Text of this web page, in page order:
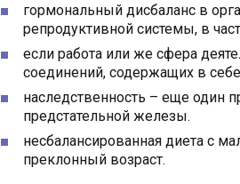
гормональный дисбаланс в
репродуктивной системы, в
если работа или же сфера
соединений, содержащих в
наследственность – еще один
предстательной железы.
несбалансированная диета с
преклонный возраст.